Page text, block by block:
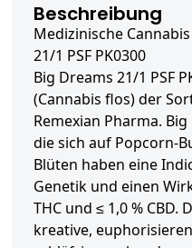
Beschreibung
Medizinische
21/1 PSF PK0300
Big Dreams 21/1 PSF
(Cannabis flos) der
Remexian Pharma.
die sich auf Popcorn-
Blüten haben eine
Genetik und einen
THC und ≤ 1,0 % CBD.
kreative,